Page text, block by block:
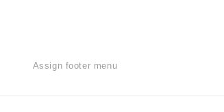
Assign footer menu